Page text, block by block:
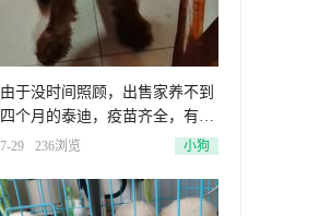
由于没时间照顾，出售家养不到
四个月的泰迪，疫苗齐全，有兴
趣的
7-29 236浏览 小狗